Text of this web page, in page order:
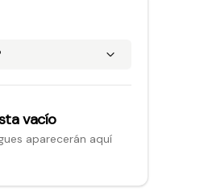
vacío
aparecerán aquí